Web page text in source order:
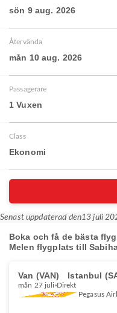
sön 9 aug. 2026
Återvända
mån 10 aug. 2026
Passagerare
1 Vuxen
Class
Ekonomi
Senast uppdaterad den13 juli
Boka och få de bästa
Melen flygplats till
Van (VAN) Istanbul
mån 27 juli Direkt
Pegasus